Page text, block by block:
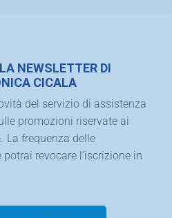
NEWSLETTER DI
CICALA
del servizio di assistenza
promozioni riservate ai
La frequenza delle
revocare l’iscrizione in